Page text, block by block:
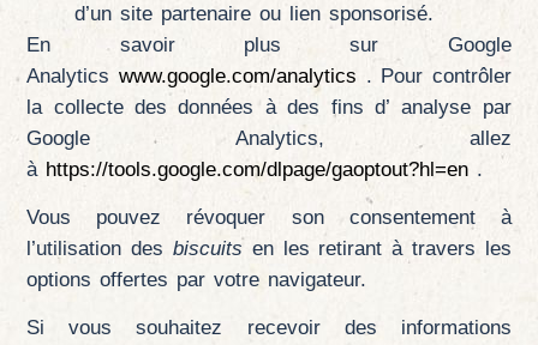
d’un site partenaire ou lien sponsorisé.
En savoir plus sur Google
Analytics www.google.com/analytics . Pour contrôler
la collecte des données à des fins d’ analyse par
Google Analytics, allez
à https://tools.google.com/dlpage/gaoptout?hl=en .
Vous pouvez révoquer son consentement à
l’utilisation des biscuits en les retirant à travers les
options offertes par votre navigateur.
Si vous souhaitez recevoir des informations